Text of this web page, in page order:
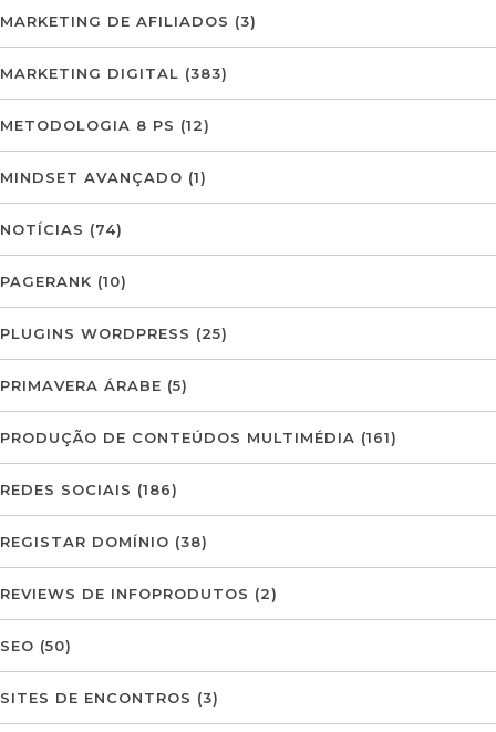
MARKETING DE AFILIADOS (3)
MARKETING DIGITAL (383)
METODOLOGIA 8 PS (12)
MINDSET AVANÇADO (1)
NOTÍCIAS (74)
PAGERANK (10)
PLUGINS WORDPRESS (25)
PRIMAVERA ÁRABE (5)
PRODUÇÃO DE CONTEÚDOS MULTIMÉDIA (161)
REDES SOCIAIS (186)
REGISTAR DOMÍNIO (38)
REVIEWS DE INFOPRODUTOS (2)
SEO (50)
SITES DE ENCONTROS (3)